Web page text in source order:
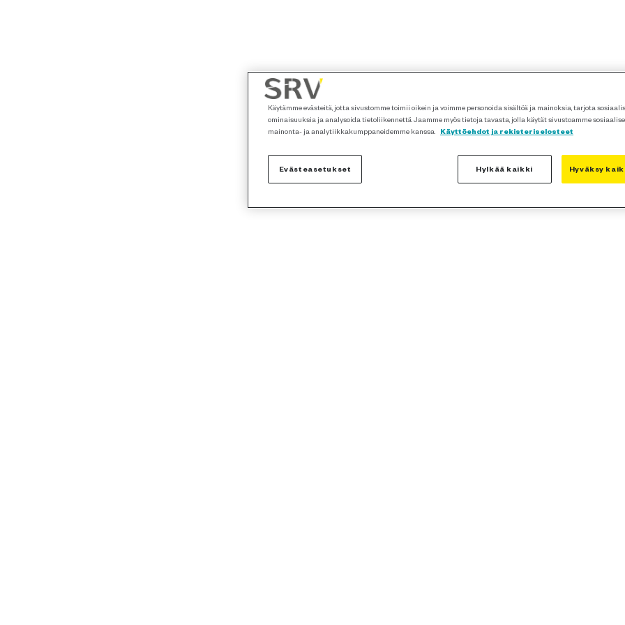
Käytämme evästeitä, jotta sivustomme toimii oikein ja voimme personoida sisältöä ja mainoksia, tarjota
ominaisuuksia ja analysoida tietoliikennettä. Jaamme myös tietoja tavasta, jolla käytät sivustoamme
mainonta- ja analytiikkakumppaneidemme kanssa.
Käyttöehdot ja rekisteriselosteet
Evästeasetukset Hylkää kaikki Hyväksy